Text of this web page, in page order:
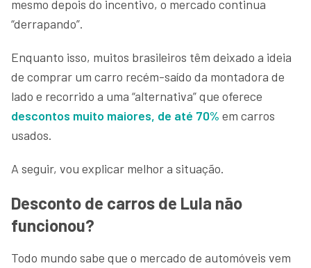
mesmo depois do incentivo, o mercado continua
“derrapando”.
Enquanto isso, muitos brasileiros têm deixado a ideia
de comprar um carro recém-saído da montadora de
lado e recorrido a uma “alternativa” que oferece
descontos muito maiores, de até 70% em carros
usados.
A seguir, vou explicar melhor a situação.
Desconto de carros de Lula não
funcionou?
Todo mundo sabe que o mercado de automóveis vem